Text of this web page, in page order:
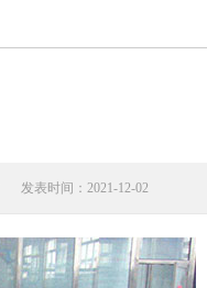
发表时间：2021-12-02